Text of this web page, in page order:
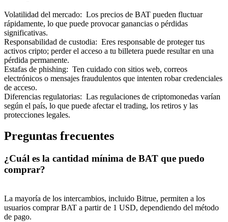
Volatilidad del mercado: Los precios de BAT pueden fluctuar
rápidamente, lo que puede provocar ganancias o pérdidas
significativas.
Responsabilidad de custodia: Eres responsable de proteger tus
activos cripto; perder el acceso a tu billetera puede resultar en una
pérdida permanente.
Estafas de phishing: Ten cuidado con sitios web, correos
electrónicos o mensajes fraudulentos que intenten robar credenciales
de acceso.
Diferencias regulatorias: Las regulaciones de criptomonedas varían
según el país, lo que puede afectar el trading, los retiros y las
protecciones legales.
Preguntas frecuentes
¿Cuál es la cantidad mínima de BAT que puedo
comprar?
La mayoría de los intercambios, incluido Bitrue, permiten a los
usuarios comprar BAT a partir de 1 USD, dependiendo del método
de pago.